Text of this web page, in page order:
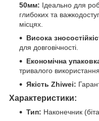
50мм: Ідеально для
глибоких та
місцях.
Висока
для довговічності.
Економічна
тривалого використання.
Якість Zhiwei:
Характеристики:
Тип: Наконечник